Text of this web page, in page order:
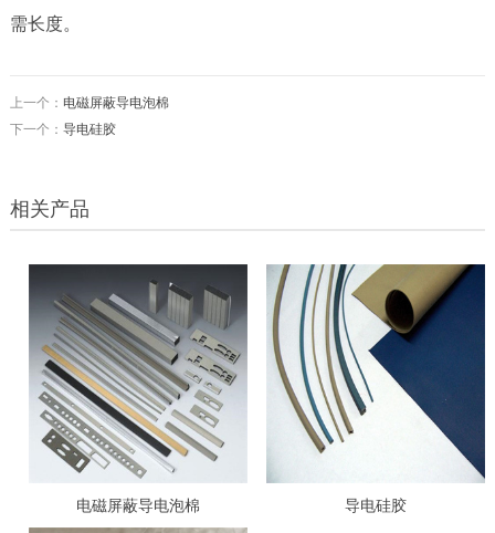
需长度。
上一个： 电磁屏蔽导电泡棉
下一个： 导电硅胶
相关产品
电磁屏蔽导电泡棉 导电硅胶